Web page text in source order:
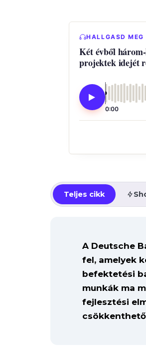
HALLGASD MEG
Két évből
projektek idejét
0:00
Teljes cikk
A Deutsche
fel, amelyek
befektetési
munkák ma
fejlesztési